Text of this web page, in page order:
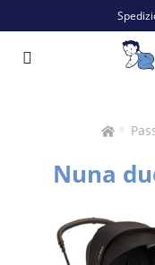
Nuna